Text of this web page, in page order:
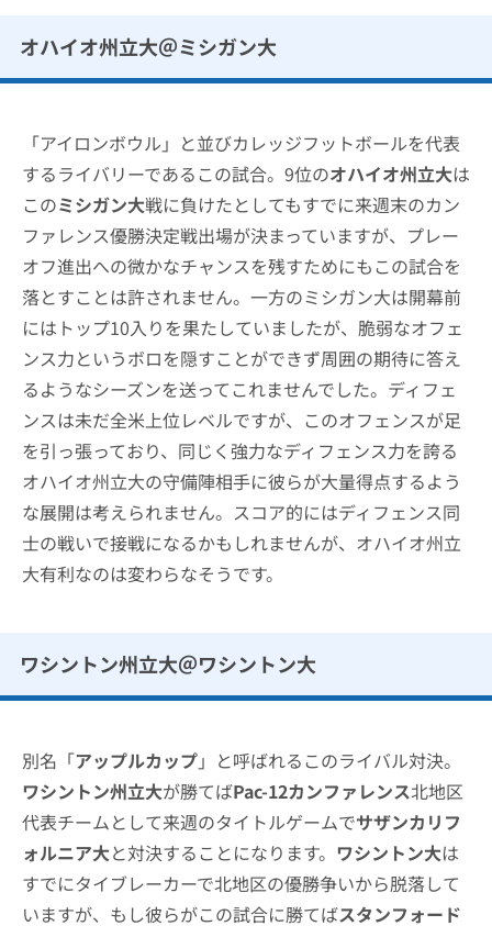
オハイオ州立大＠ミシガン大
「アイロンボウル」と並びカレッジフットボールを代表
するライバリーであるこの試合。9位のオハイオ州立大は
このミシガン大戦に負けたとしてもすでに来週末のカン
ファレンス優勝決定戦出場が決まっていますが、プレー
オフ進出への微かなチャンスを残すためにもこの試合を
落とすことは許されません。一方のミシガン大は開幕前
にはトップ10入りを果たしていましたが、脆弱なオフェ
ンス力というボロを隠すことができず周囲の期待に答え
るようなシーズンを送ってこれませんでした。ディフェ
ンスは未だ全米上位レベルですが、このオフェンスが足
を引っ張っており、同じく強力なディフェンス力を誇る
オハイオ州立大の守備陣相手に彼らが大量得点するよう
な展開は考えられません。スコア的にはディフェンス同
士の戦いで接戦になるかもしれませんが、オハイオ州立
大有利なのは変わらなそうです。
ワシントン州立大＠ワシントン大
別名「アップルカップ」と呼ばれるこのライバル対決。
ワシントン州立大が勝てばPac-12カンファレンス北地区
代表チームとして来週のタイトルゲームでサザンカリフ
ォルニア大と対決することになります。 ワシントン大は
すでにタイブレーカーで北地区の優勝争いから脱落して
いますが、もし彼らがこの試合に勝てばスタンフォード